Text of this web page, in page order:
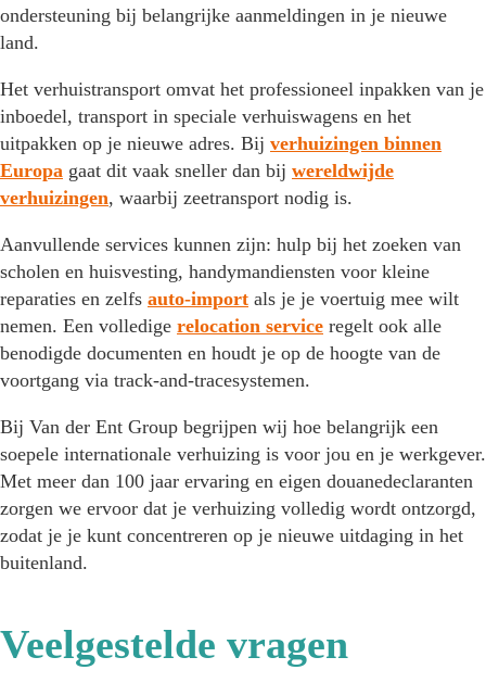
ondersteuning bij belangrijke aanmeldingen in je nieuwe
land.
Het verhuistransport omvat het professioneel inpakken van je
inboedel, transport in speciale verhuiswagens en het
uitpakken op je nieuwe adres. Bij verhuizingen binnen
Europa gaat dit vaak sneller dan bij wereldwijde
verhuizingen, waarbij zeetransport nodig is.
Aanvullende services kunnen zijn: hulp bij het zoeken van
scholen en huisvesting, handymandiensten voor kleine
reparaties en zelfs auto-import als je je voertuig mee wilt
nemen. Een volledige relocation service regelt ook alle
benodigde documenten en houdt je op de hoogte van de
voortgang via track-and-tracesystemen.
Bij Van der Ent Group begrijpen wij hoe belangrijk een
soepele internationale verhuizing is voor jou en je werkgever.
Met meer dan 100 jaar ervaring en eigen douanedeclaranten
zorgen we ervoor dat je verhuizing volledig wordt ontzorgd,
zodat je je kunt concentreren op je nieuwe uitdaging in het
buitenland.
Veelgestelde vragen